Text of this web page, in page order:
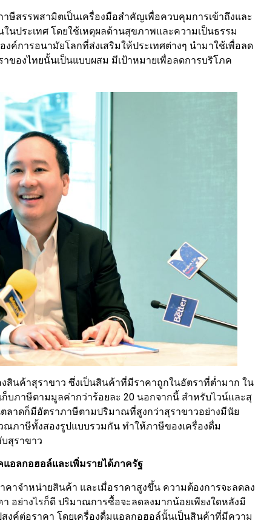
าษีสรรพสามิตเป็นเครื่องมือสำคัญเพื่อควบคุมการเข้าถึงและ
นประเทศ โดยใช้เหตุผลด้านสุขภาพและความเป็นธรรม
ค์การอนามัยโลกที่ส่งเสริมให้ประเทศต่างๆ นำมาใช้เพื่อลด
ของไทยนั้นเป็นแบบผสม มีเป้าหมายเพื่อลดการบริโภค
สินค้าสุราขาว ซึ่งเป็นสินค้าที่มีราคาถูกในอัตราที่ต่ำมาก ใน
บภาษีตามมูลค่ากว่าร้อยละ 20 นอกจากนี้ สำหรับไวน์และสุ
ลาดก็มีอัตราภาษีตามปริมาณที่สูงกว่าสุราขาวอย่างมีนัย
ณภาษีทั้งสองรูปแบบรวมกัน ทำให้ภาษีของเครื่องดื่ม
สุราขาว
อลกอฮอล์และเพิ่มรายได้ภาครัฐ
คาจำหน่ายสินค้า และเมื่อราคาสูงขึ้น ความต้องการจะลดลง
อย่างไรก็ดี ปริมาณการซื้อจะลดลงมากน้อยเพียงใดหลังมี
ค์ต่อราคา โดยเครื่องดื่มแอลกอฮอล์นั้นเป็นสินค้าที่มีความ